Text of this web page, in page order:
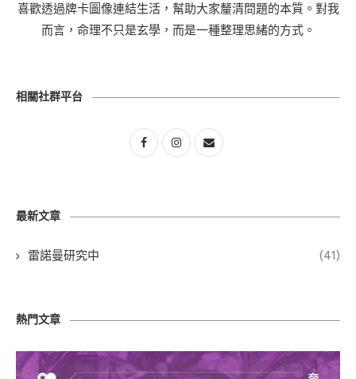
喜歡透過牌卡圖像連結生活，幫助大家釐清問題的本質。對我
而言，命理不只是玄學，而是一種整理思緒的方式。
相關社群平台
最新文章
雷諾曼研究中 (41)
熱門文章